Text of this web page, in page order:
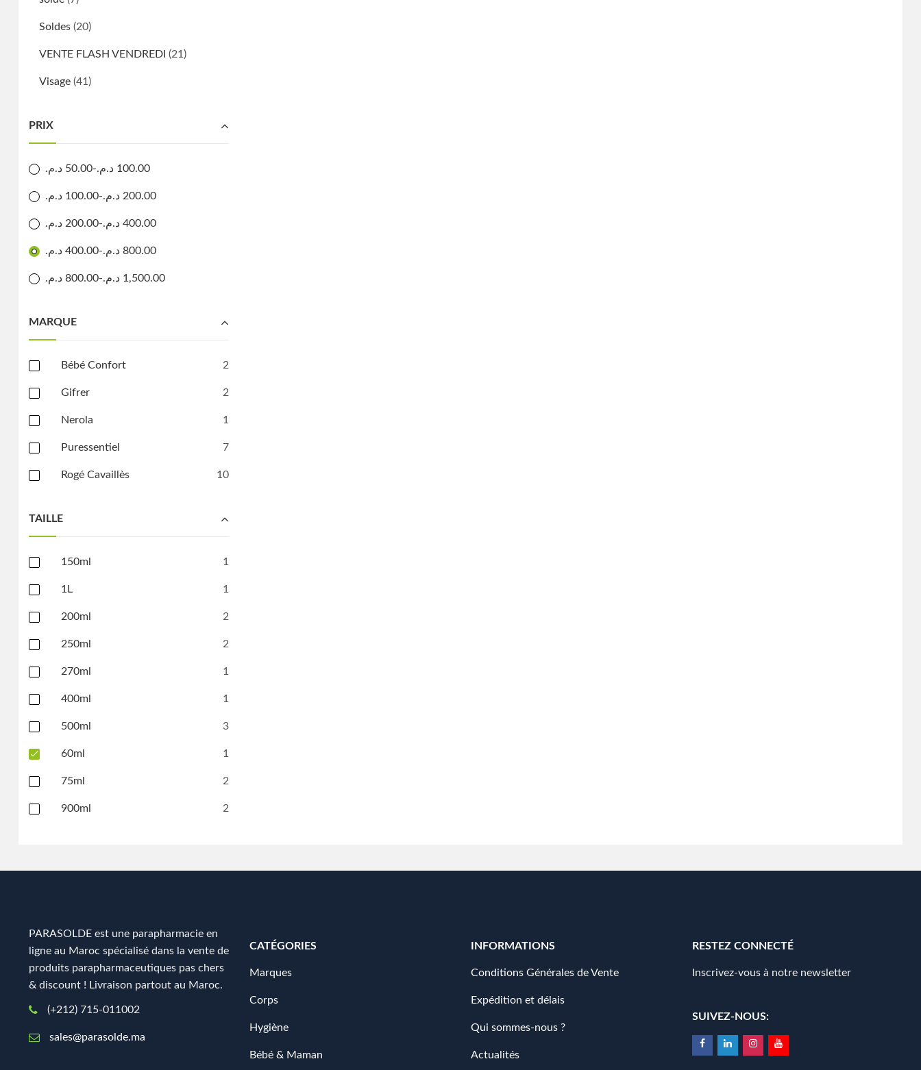
Soldes (20)
VENTE FLASH VENDREDI (21)
Visage (41)
PRIX
50.00 د.م. - 100.00 د.م.
100.00 د.م. - 200.00 د.م.
200.00 د.م. - 400.00 د.م.
400.00 د.م. - 800.00 د.م.
800.00 د.م. - 1,500.00 د.م.
MARQUE
Bébé Confort 2
Gifrer 2
Nerola 1
Puressentiel 7
Rogé Cavaillès 10
TAILLE
150ml 1
1L 1
200ml 2
250ml 2
270ml 1
400ml 1
500ml 3
60ml 1
75ml 2
900ml 2
PARASOLDE est une parapharmacie en
ligne au Maroc spécialisé dans la vente de
produits parapharmaceutiques pas chers
& discount ! Livraison partout au Maroc.
(+212) 715-011002
sales@parasolde.ma
CATÉGORIES
Marques
Corps
Hygiène
Bébé & Maman
INFORMATIONS
Conditions Générales de Vente
Expédition et délais
Qui sommes-nous ?
Actualités
RESTEZ CONNECTÉ
Inscrivez-vous à notre newsletter
SUIVEZ-NOUS: